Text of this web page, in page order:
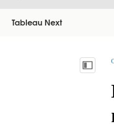
Tableau Next
Показать